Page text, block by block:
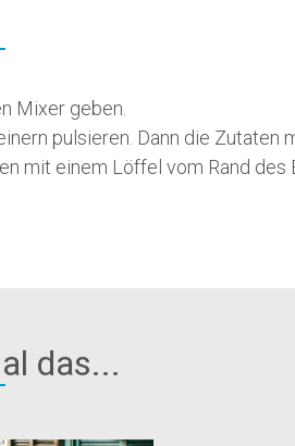
Mixer geben.
pulsieren. Dann die Zutaten
mit einem Löffel vom Rand des
das...